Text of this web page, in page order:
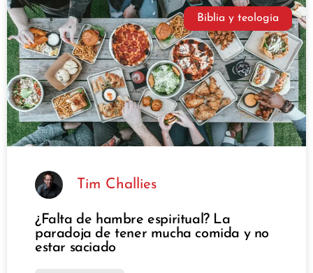
Biblia y teología
Tim Challies
¿Falta de hambre espiritual? La
paradoja de tener mucha comida y no
estar saciado